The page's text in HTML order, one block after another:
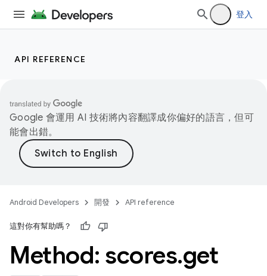
登入
API REFERENCE
Google 會運用 AI 技術將內容翻譯成你偏好的語言，但可
能會出錯。
Android Developers 開發 API reference
這對你有幫助嗎？
Method: scores.get